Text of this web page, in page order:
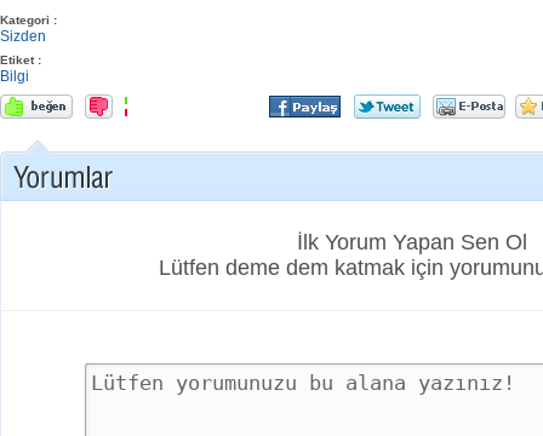
Kategori :
Sizden
Etiket :
Bilgi
İlk Yorum Yapan Sen Ol
Lütfen deme dem katmak için